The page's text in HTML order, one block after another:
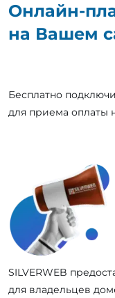
Онлайн-
на Вашем
Бесплатно
для приема оплаты
SILVERWEB
для владельцев